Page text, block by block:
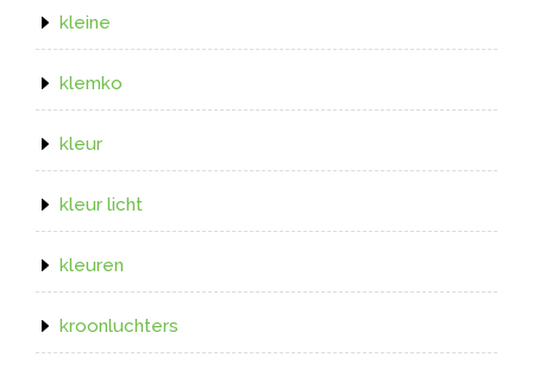
kleine
klemko
kleur
kleur licht
kleuren
kroonluchters